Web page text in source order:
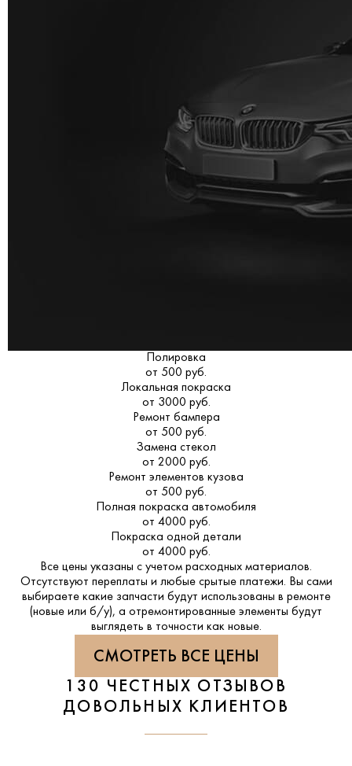
Полировка
от 500 руб.
Локальная покраска
от 3000 руб.
Ремонт бампера
от 500 руб.
Замена стекол
от 2000 руб.
Ремонт элементов кузова
от 500 руб.
Полная покраска автомобиля
от 4000 руб.
Покраска одной детали
от 4000 руб.
Все цены указаны с учетом расходных материалов.
Отсутствуют переплаты и любые срытые платежи. Вы сами
выбираете какие запчасти будут использованы в ремонте
(новые или б/у), а отремонтированные элементы будут
выглядеть в точности как новые.
СМОТРЕТЬ ВСЕ ЦЕНЫ
130 ЧЕСТНЫХ ОТЗЫВОВ
ДОВОЛЬНЫХ КЛИЕНТОВ